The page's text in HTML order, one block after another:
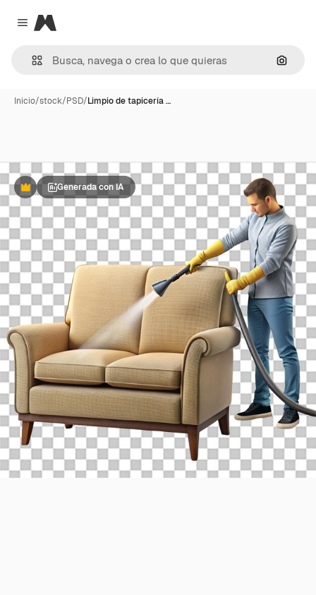
Close menu
Magnific
Inicio/stock/PSD/Limpio de tapicería …
PremiumGenerada con IA